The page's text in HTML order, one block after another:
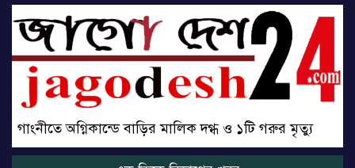
গাংনীতে অগ্নিকান্ডে বাড়ির মালিক দগ্ধ ও ১টি গরুর মৃত্যু